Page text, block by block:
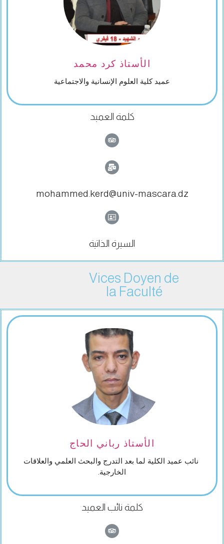
الأستاذ كرد محمد
عميد كلية العلوم الإنسانية والاجتماعية
كلمة العميد
mohammed.kerd@univ-mascara.dz
السيرة الذاتية
Vices Doyen de
la Faculté
الأستاذ رباني الحاج
نائب عميد الكلية لما بعد التدرج والبحث العلمي والعلاقات
الخارجية.
كلمة نائب العميد